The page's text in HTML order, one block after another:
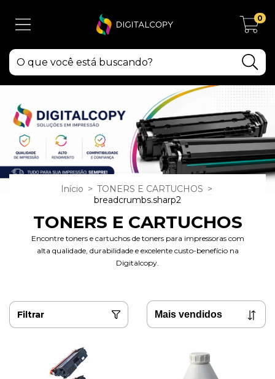
0
Início > TONERS E CARTUCHOS >
breadcrumbs.sharp2
TONERS E CARTUCHOS
Encontre toners e cartuchos de toners para impressoras com
alta qualidade, durabilidade e excelente custo-benefício na
Digitalcopy.
Filtrar